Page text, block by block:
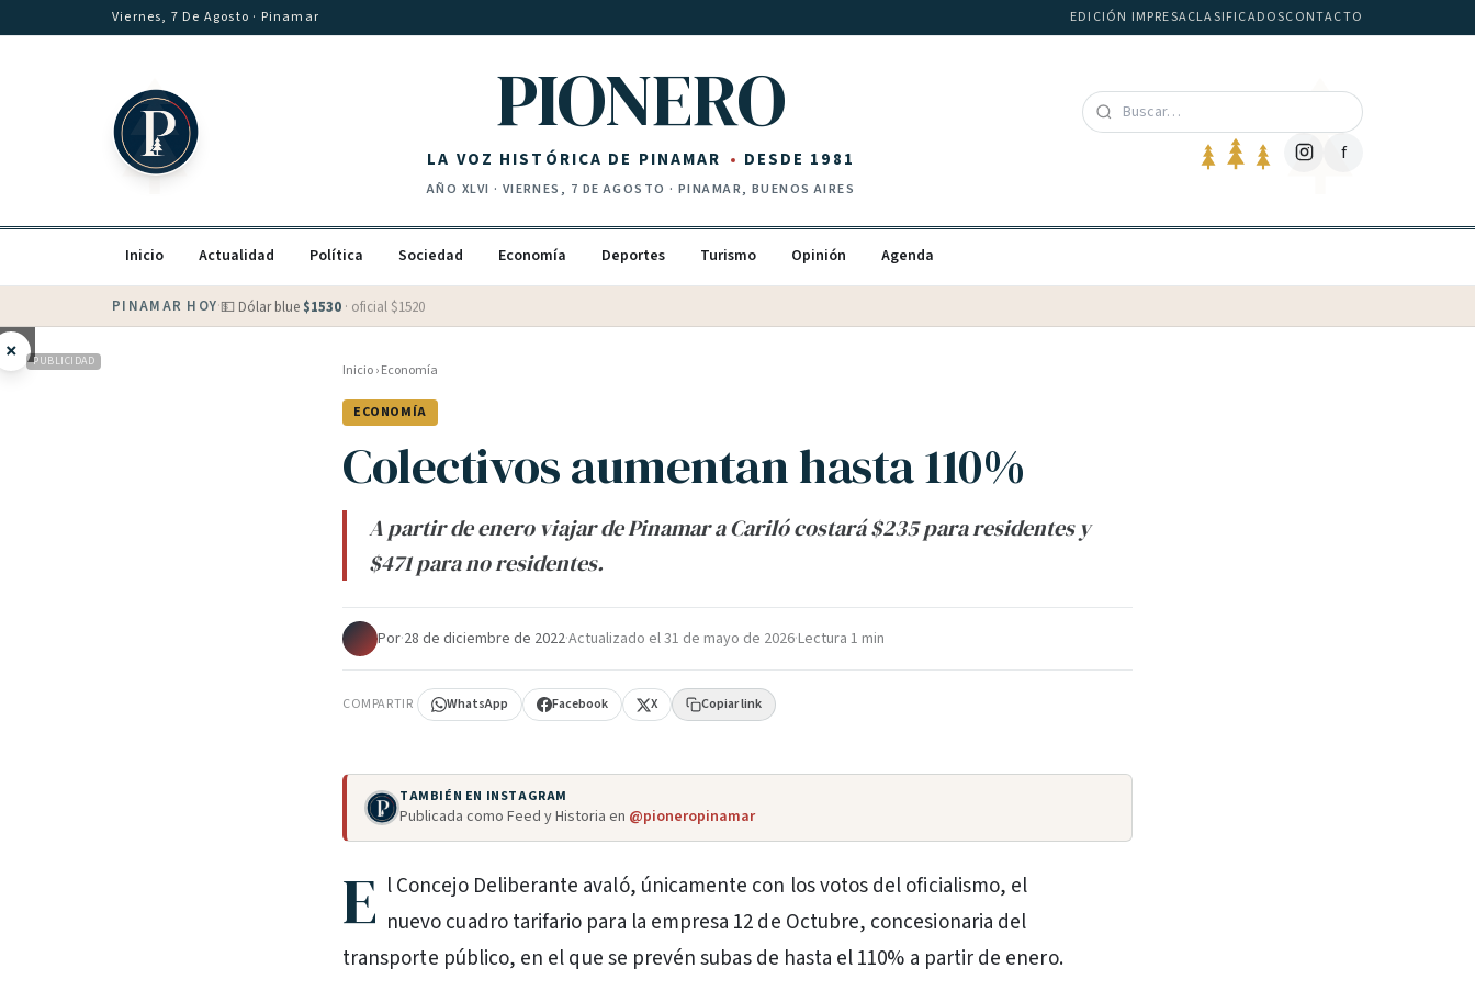
Saltar al contenidoViernes, 7 De Agosto · Pinamar EDICIÓN IMPRESACLASIFICADOSCONTACTO
PIONERO
LA VOZ HISTÓRICA DE PINAMAR DESDE 1981
AÑO XLVI · VIERNES, 7 DE AGOSTO · PINAMAR, BUENOS AIRES
f
Inicio Actualidad Política Sociedad Economía Deportes Turismo Opinión Agenda
PINAMAR HOY·💵 Dólar blue $1530 · oficial $1520
× PUBLICIDAD Inicio›Economía
ECONOMÍA
Colectivos aumentan hasta 110%
A partir de enero viajar de Pinamar a Cariló costará $235 para residentes y
$471 para no residentes.
Por·28 de diciembre de 2022·Actualizado el31 de mayo de 2026·Lectura 1 min
COMPARTIR WhatsApp Facebook X Copiar link
TAMBIÉN EN INSTAGRAM
Publicada como Feed y Historia en @pioneropinamar
E l Concejo Deliberante avaló, únicamente con los votos del oficialismo, el
nuevo cuadro tarifario para la empresa 12 de Octubre, concesionaria del
transporte público, en el que se prevén subas de hasta el 110% a partir de enero.